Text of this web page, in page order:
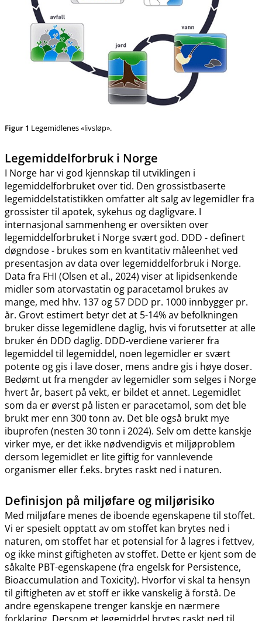
Figur 1 Legemidlenes «livsløp».
Legemiddelforbruk i Norge
I Norge har vi god kjennskap til utviklingen i
legemiddelforbruket over tid. Den grossistbaserte
legemiddelstatistikken omfatter alt salg av legemidler fra
grossister til apotek, sykehus og dagligvare. I
internasjonal sammenheng er oversikten over
legemiddelforbruket i Norge svært god. DDD - definert
døgndose - brukes som en kvantitativ måleenhet ved
presentasjon av data over legemiddelforbruk i Norge.
Data fra FHI (Olsen et al., 2024) viser at lipidsenkende
midler som atorvastatin og paracetamol brukes av
mange, med hhv. 137 og 57 DDD pr. 1000 innbygger pr.
år. Grovt estimert betyr det at 5-14% av befolkningen
bruker disse legemidlene daglig, hvis vi forutsetter at alle
bruker én DDD daglig. DDD-verdiene varierer fra
legemiddel til legemiddel, noen legemidler er svært
potente og gis i lave doser, mens andre gis i høye doser.
Bedømt ut fra mengder av legemidler som selges i Norge
hvert år, basert på vekt, er bildet et annet. Legemidlet
som da er øverst på listen er paracetamol, som det ble
brukt mer enn 300 tonn av. Det ble også brukt mye
ibuprofen (nesten 30 tonn i 2024). Selv om dette kanskje
virker mye, er det ikke nødvendigvis et miljøproblem
dersom legemidlet er lite giftig for vannlevende
organismer eller f.eks. brytes raskt ned i naturen.
Definisjon på miljøfare og miljørisiko
Med miljøfare menes de iboende egenskapene til stoffet.
Vi er spesielt opptatt av om stoffet kan brytes ned i
naturen, om stoffet har et potensial for å lagres i fettvev,
og ikke minst giftigheten av stoffet. Dette er kjent som de
såkalte PBT-egenskapene (fra engelsk for Persistence,
Bioaccumulation and Toxicity). Hvorfor vi skal ta hensyn
til giftigheten av et stoff er ikke vanskelig å forstå. De
andre egenskapene trenger kanskje en nærmere